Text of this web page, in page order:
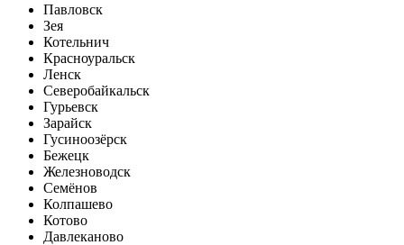
Павловск
Зея
Котельнич
Красноуральск
Ленск
Северобайкальск
Гурьевск
Зарайск
Гусиноозёрск
Бежецк
Железноводск
Семёнов
Колпашево
Котово
Давлеканово